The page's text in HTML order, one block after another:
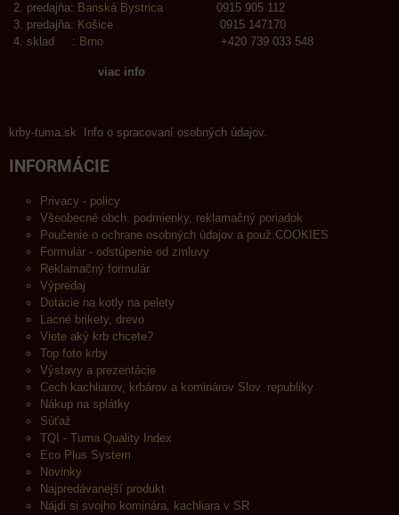
predajňa: Banská Bystrica 0915 905 112
predajňa: Košice 0915 147170
sklad : Brno +420 739 033 548
viac info
krby-tuma.sk Info o spracovaní osobných údajov.
INFORMÁCIE
Privacy - policy
Všeobecné obch. podmienky, reklamačný poriadok
Poučenie o ochrane osobných údajov a použ.COOKIES
Formulár - odstúpenie od zmluvy
Reklamačný formulár
Výpredaj
Dotácie na kotly na pelety
Lacné brikety, drevo
Viete aký krb chcete?
Top foto krby
Výstavy a prezentácie
Cech kachliarov, krbárov a kominárov Slov. republiky
Nákup na splátky
Súťaž
TQI - Tuma Quality Index
Eco Plus System
Novinky
Najpredávanejší produkt
Nájdi si svojho kominára, kachliara v SR